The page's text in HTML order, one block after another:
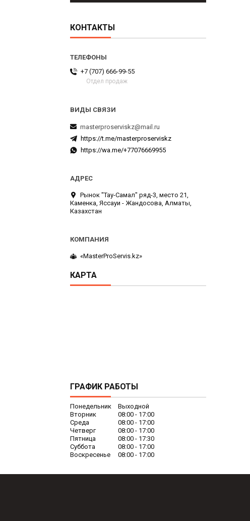
КОНТАКТЫ
+7 (707) 666-99-55
Отдел продаж
masterproserviskz@mail.ru
https://t.me/masterproserviskz
https://wa.me/+77076669955
Рынок "Тау-Самал" ряд-3, место 21,
Каменка, Яссауи - Жандосова, Алматы,
Казахстан
«MasterProServis.kz»
КАРТА
ГРАФИК РАБОТЫ
Понедельник
Выходной
Вторник
08:00
17:00
Среда
08:00
17:00
Четверг
08:00
17:00
Пятница
08:00
17:30
Суббота
08:00
17:00
Воскресенье
08:00 17:00